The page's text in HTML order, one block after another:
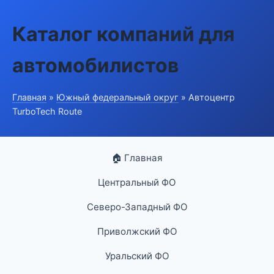
Каталог компаний для
автомобилистов
Главная » Южный федеральный округ » Автоцентр
TurboTech Route
🏠 Главная
Центральный ФО
Северо-Западный ФО
Приволжский ФО
Уральский ФО